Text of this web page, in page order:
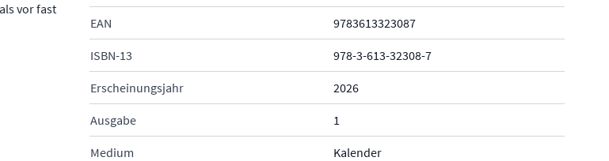
vor fast
EAN 9783613323087
ISBN-13 978-3-613-32308-7
Erscheinungsjahr 2026
Ausgabe 1
Medium Kalender